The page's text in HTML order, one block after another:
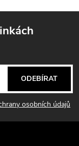
osobních údajů
ODEBÍRAT